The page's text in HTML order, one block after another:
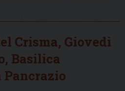
Crisma, Giovedì
Basilica
Pancrazio